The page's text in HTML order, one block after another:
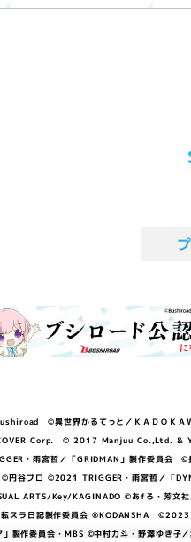
©異世界かるてっと／ＫＡＤＯ
COVER Corp. © 2017 Manjuu
雨宮哲／「GRIDMAN」製作委員会 ©
ロ ©2021 TRIGGER・雨宮哲／「
ARTS/Key/KAGINADO ©あfろ・芳文
スラ日記製作委員会 ®KODANSHA
」製作委員会・MBS ©中村力斗・野澤ゆ